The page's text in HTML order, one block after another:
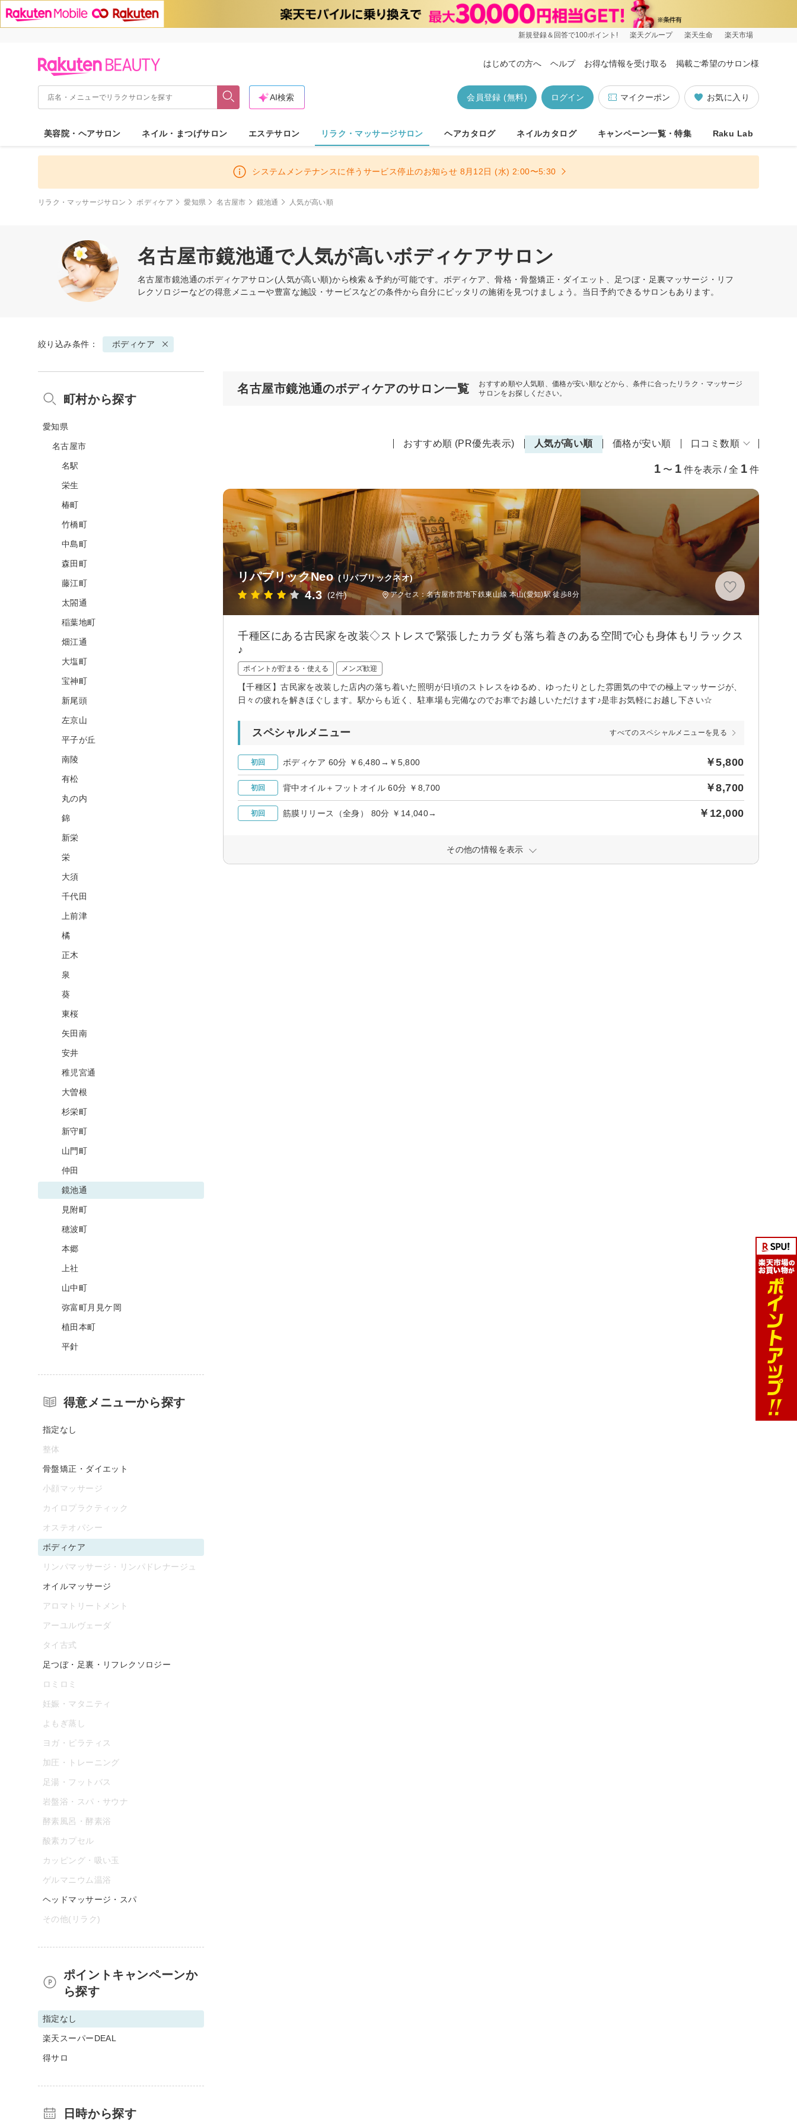
新規登録＆回答で100ポイント! 楽天グループ 楽天生命 楽天市場
はじめての方へ ヘルプ お得な情報を受け取る 掲載ご希望のサロン様
お気に入り
マイクーポン
ログイン
会員登録 (無料)
AI検索
美容院・ヘアサロン ネイル・まつげサロン エステサロン リラク・マッサージサロン ヘアカタログ ネイルカタログ キャンペーン一覧・特集 Raku Lab
システムメンテナンスに伴うサービス停止のお知らせ 8月12日 (水) 2:00〜5:30
リラク・マッサージサロン ボディケア 愛知県 名古屋市 鏡池通 人気が高い順
名古屋市鏡池通で人気が高いボディケアサロン
名古屋市鏡池通のボディケアサロン(人気が高い順)から検索＆予約が可能です。ボディケア、骨格・骨盤矯正・ダイエット、足つぼ・足裏マッサージ・リフ
レクソロジーなどの得意メニューや豊富な施設・サービスなどの条件から自分にピッタリの施術を見つけましょう。当日予約できるサロンもあります。
絞り込み条件： ボディケア
名古屋市鏡池通のボディケアのサロン一覧
おすすめ順や人気順、価格が安い順などから、条件に合ったリラク・マッサージ
サロンをお探しください。
おすすめ順 (PR優先表示) 人気が高い順 価格が安い順 口コミ数順
1 〜 1 件を表示 / 全 1 件
リパブリックNeo (リパブリックネオ)
4.3 (2件) アクセス：名古屋市営地下鉄東山線 本山(愛知)駅 徒歩8分
千種区にある古民家を改装◇ストレスで緊張したカラダも落ち着きのある空間で心も身体もリラックス
♪
ポイントが貯まる・使える メンズ歓迎
【千種区】古民家を改装した店内の落ち着いた照明が日頃のストレスをゆるめ、ゆったりとした雰囲気の中での極上マッサージが、
日々の疲れを解きほぐします。駅からも近く、駐車場も完備なのでお車でお越しいただけます♪是非お気軽にお越し下さい☆
スペシャルメニュー すべてのスペシャルメニューを見る
初回 ボディケア 60分 ￥6,480→￥5,800 ￥5,800
初回 背中オイル＋フットオイル 60分 ￥8,700 ￥8,700
初回 筋膜リリース（全身） 80分 ￥14,040→ ￥12,000
その他の情報を表示
町村から探す
愛知県
名古屋市
名駅
栄生
椿町
竹橋町
中島町
森田町
藤江町
太閤通
稲葉地町
畑江通
大塩町
宝神町
新尾頭
左京山
平子が丘
南陵
有松
丸の内
錦
新栄
栄
大須
千代田
上前津
橘
正木
泉
葵
東桜
矢田南
安井
稚児宮通
大曽根
杉栄町
新守町
山門町
仲田
鏡池通
見附町
穂波町
本郷
上社
山中町
弥富町月見ケ岡
植田本町
平針
得意メニューから探す
指定なし
整体
骨盤矯正・ダイエット
小顔マッサージ
カイロプラクティック
オステオパシー
ボディケア
リンパマッサージ・リンパドレナージュ
オイルマッサージ
アロマトリートメント
アーユルヴェーダ
タイ古式
足つぼ・足裏・リフレクソロジー
ロミロミ
妊娠・マタニティ
よもぎ蒸し
ヨガ・ピラティス
加圧・トレーニング
足湯・フットバス
岩盤浴・スパ・サウナ
酵素風呂・酵素浴
酸素カプセル
カッピング・吸い玉
ゲルマニウム温浴
ヘッドマッサージ・スパ
その他(リラク)
ポイントキャンペーンか
ら探す
指定なし
楽天スーパーDEAL
得サロ
日時から探す